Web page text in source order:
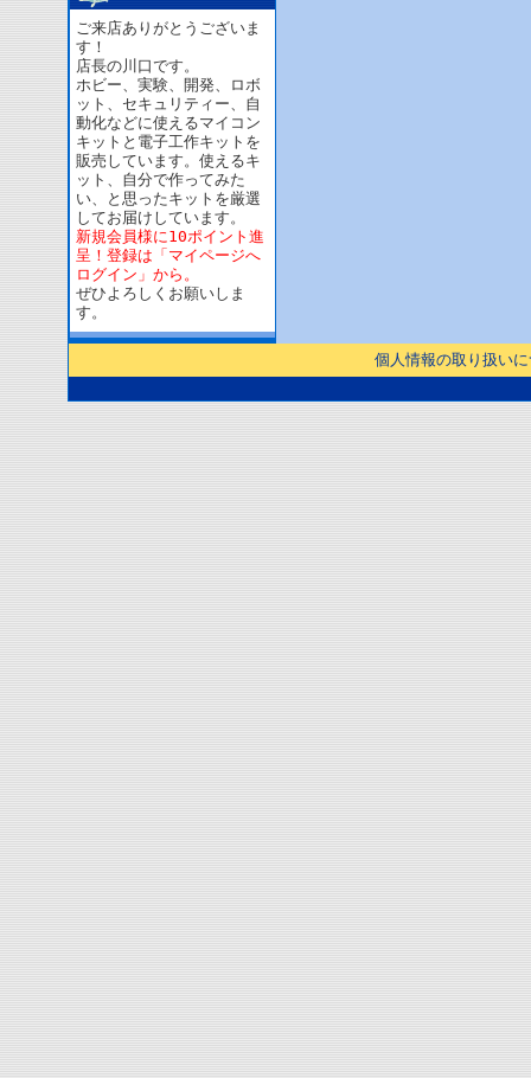
ご来店ありがとうございま
す！
店長の川口です。
ホビー、実験、開発、ロボ
ット、セキュリティー、自
動化などに使えるマイコン
キットと電子工作キットを
販売しています。使えるキ
ット、自分で作ってみた
い、と思ったキットを厳選
してお届けしています。
新規会員様に10ポイント進
呈！登録は「マイページへ
ログイン」から。
ぜひよろしくお願いしま
す。
個人情報の取り扱い